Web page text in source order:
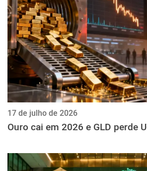
ქართული
polski
vietnamese
17 de julho de 2026
Ouro cai em 2026 e GLD perde